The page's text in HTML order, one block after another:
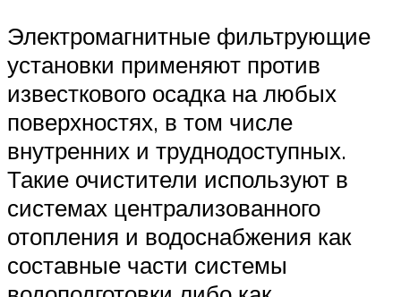
Электромагнитные фильтрующие
установки применяют против
известкового осадка на любых
поверхностях, в том числе
внутренних и труднодоступных.
Такие очистители используют в
системах централизованного
отопления и водоснабжения как
составные части системы